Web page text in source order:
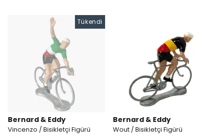
Tükendi
Bernard & Eddy
Vincenzo / Bisikletçi Figürü
Bernard & Eddy
Wout / Bisikletçi Figürü